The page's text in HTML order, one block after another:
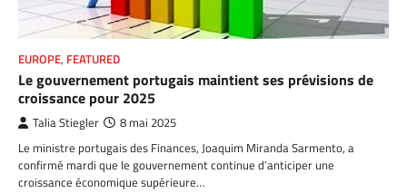
EUROPE, FEATURED
Le gouvernement portugais maintient ses prévisions de
croissance pour 2025
Talia Stiegler 8 mai 2025
Le ministre portugais des Finances, Joaquim Miranda Sarmento, a
confirmé mardi que le gouvernement continue d’anticiper une
croissance économique supérieure…